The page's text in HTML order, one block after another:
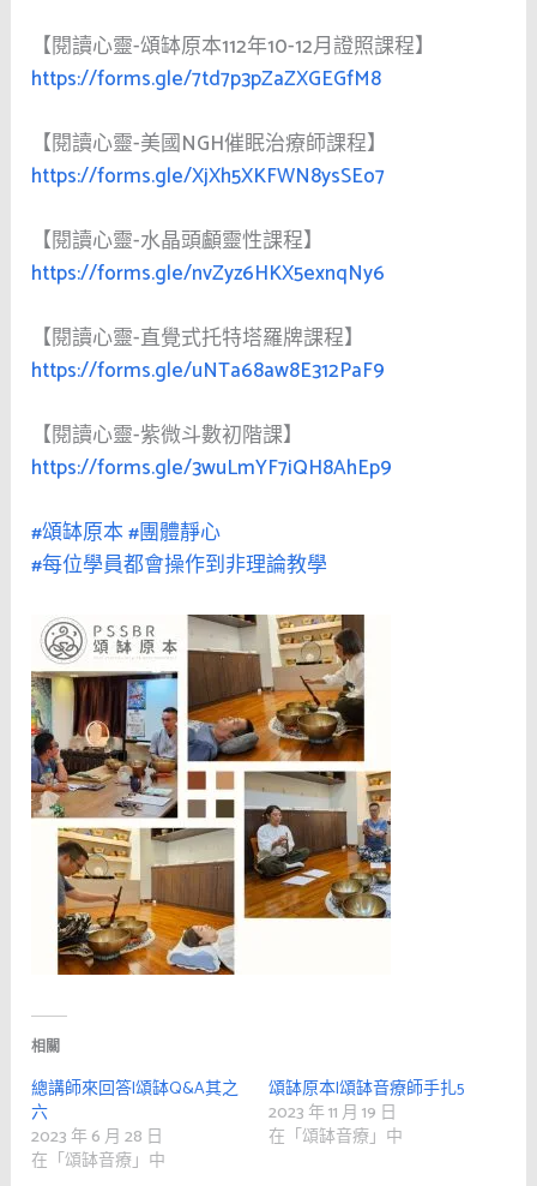
【閱讀心靈-頌缽原本112年10-12月證照課程】
https://forms.gle/7td7p3pZaZXGEGfM8
【閱讀心靈-美國NGH催眠治療師課程】
https://forms.gle/XjXh5XKFWN8ysSEo7
【閱讀心靈-水晶頭顱靈性課程】
https://forms.gle/nvZyz6HKX5exnqNy6
【閱讀心靈-直覺式托特塔羅牌課程】
https://forms.gle/uNTa68aw8E312PaF9
【閱讀心靈-紫微斗數初階課】
https://forms.gle/3wuLmYF7iQH8AhEp9
#頌缽原本#團體靜心
#每位學員都會操作到非理論教學
相關
總講師來回答|頌缽Q&A其之
六
2023 年 6 月 28 日
在「頌缽音療」中
頌缽原本|頌缽音療師手扎5
2023 年 11 月 19 日
在「頌缽音療」中